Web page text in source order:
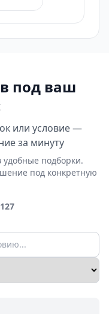
под ваш
или условие —
за минуту
подборки.
под конкретную
127